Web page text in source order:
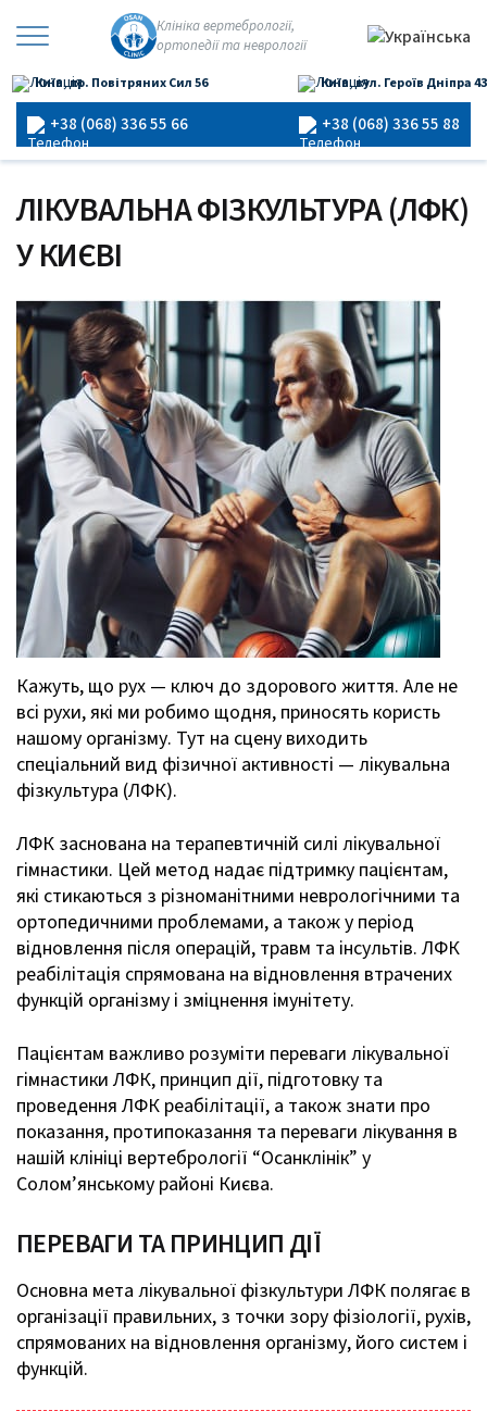
до
вмісту
Клініка вертебрології,
ортопедії та неврології
Київ, пр. Повітряних Сил 56 Київ, вул. Героїв Дніпра 43
+38 (068) 336 55 66 +38 (068) 336 55 88
Головна›Лікувальна фізкультура
ЛІКУВАЛЬНА ФІЗКУЛЬТУРА (ЛФК)
У КИЄВІ
Кажуть, що рух — ключ до здорового життя. Але не
всі рухи, які ми робимо щодня, приносять користь
нашому організму. Тут на сцену виходить
спеціальний вид фізичної активності — лікувальна
фізкультура (ЛФК).
ЛФК заснована на терапевтичній силі лікувальної
гімнастики. Цей метод надає підтримку пацієнтам,
які стикаються з різноманітними неврологічними та
ортопедичними проблемами, а також у період
відновлення після операцій, травм та інсультів. ЛФК
реабілітація спрямована на відновлення втрачених
функцій організму і зміцнення імунітету.
Пацієнтам важливо розуміти переваги лікувальної
гімнастики ЛФК, принцип дії, підготовку та
проведення ЛФК реабілітації, а також знати про
показання, протипоказання та переваги лікування в
нашій клініці вертебрології “Осанклінік” у
Солом’янському районі Києва.
ПЕРЕВАГИ ТА ПРИНЦИП ДІЇ
Основна мета лікувальної фізкультури ЛФК полягає в
організації правильних, з точки зору фізіології, рухів,
спрямованих на відновлення організму, його систем і
функцій.
×